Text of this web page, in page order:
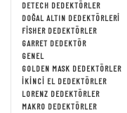
DETECH DEDEKTÖRLER
DOĞAL ALTIN DEDEKTÖRLERI
FISHER DEDEKTÖRLER
GARRET DEDEKTÖR
GENEL
GOLDEN MASK DEDEKTÖRLER
İKINCI EL DEDEKTÖRLER
LORENZ DEDEKTÖRLER
MAKRO DEDEKTÖRLER